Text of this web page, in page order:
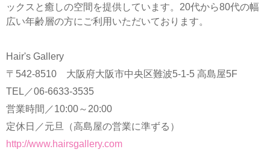
ックスと癒しの空間を提供しています。20代から80代の幅
広い年齢層の方にご利用いただいております。
Hair's Gallery
〒542-8510 大阪府大阪市中央区難波5-1-5 高島屋5F
TEL／06-6633-3535
営業時間／10:00～20:00
定休日／元旦（高島屋の営業に準ずる）
http://www.hairsgallery.com